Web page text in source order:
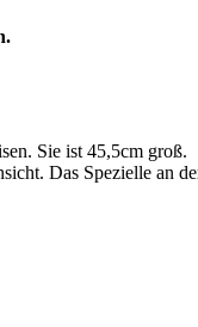
Sie ist 45,5cm groß.
Das Spezielle an